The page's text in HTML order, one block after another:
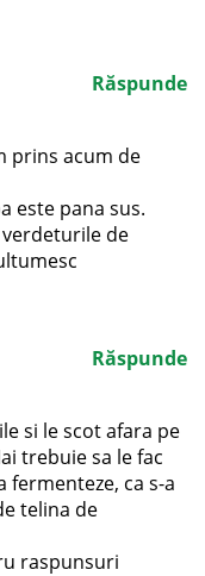
prins acum de
este pana sus.
de
Răspunde
si le scot afara pe
trebuie sa le fac
fermenteze, ca s-a
telina de
raspunsuri
Răspunde